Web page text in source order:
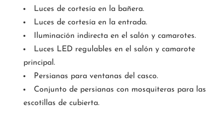
Luces de cortesía en la bañera.
Luces de cortesía en la entrada.
Iluminación indirecta en el salón y camarotes.
Luces LED regulables en el salón y camarote
principal.
Persianas para ventanas del casco.
Conjunto de persianas con mosquiteras para las
escotillas de cubierta.